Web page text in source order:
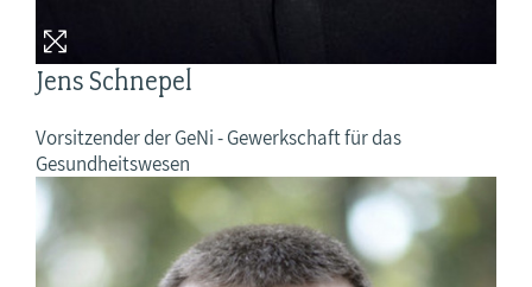
Jens Schnepel
Vorsitzender der GeNi - Gewerkschaft für das
Gesundheitswesen